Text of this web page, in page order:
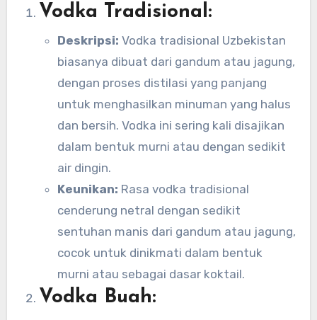
Vodka Tradisional:
Deskripsi: Vodka tradisional Uzbekistan
biasanya dibuat dari gandum atau jagung,
dengan proses distilasi yang panjang
untuk menghasilkan minuman yang halus
dan bersih. Vodka ini sering kali disajikan
dalam bentuk murni atau dengan sedikit
air dingin.
Keunikan: Rasa vodka tradisional
cenderung netral dengan sedikit
sentuhan manis dari gandum atau jagung,
cocok untuk dinikmati dalam bentuk
murni atau sebagai dasar koktail.
Vodka Buah: